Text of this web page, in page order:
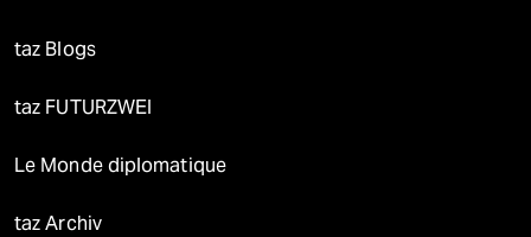
taz Blogs
taz FUTURZWEI
Le Monde diplomatique
taz Archiv